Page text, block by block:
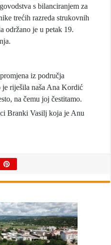
s bilanciranjem za
trećih razreda strukovnih
održano je u petak 19.
iz područja
riješila naša Ana Kordić
na čemu joj čestitamo.
Branki Vasilj koja je Anu